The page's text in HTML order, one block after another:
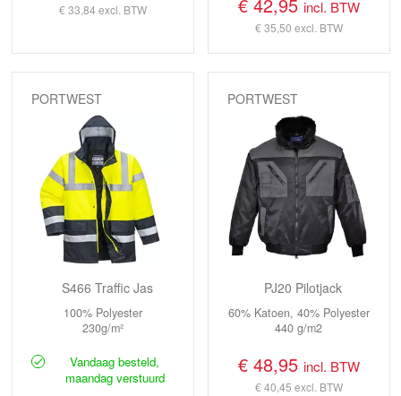
€ 33,84 excl. BTW incl. BTW
€ 35,50 excl. BTW
PORTWEST
S466 Traffic Jas
100% Polyester
230g/m²
Vandaag besteld,
maandag verstuurd
PORTWEST
PJ20 Pilotjack
60% Katoen, 40% Polyester
440 g/m2
€ 48,95 incl. BTW
€ 40,45 excl. BTW